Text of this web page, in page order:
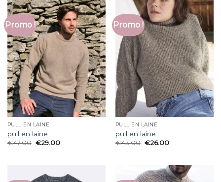
Promo !
PULL EN LAINE
pull en laine
€47.00 €29.00
Promo !
PULL EN LAINE
pull en laine
€43.00 €26.00